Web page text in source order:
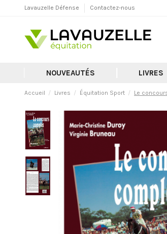
Lavauzelle Défense Contactez-nous
NOUVEAUTÉS LIVRES
Accueil Livres Équitation Sport Le